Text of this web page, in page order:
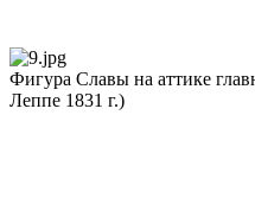
Фигура Славы на аттике
Леппе 1831 г.)